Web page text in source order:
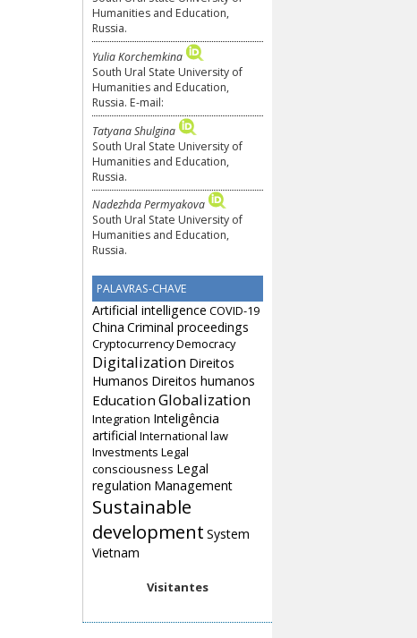
Natalya Mamylina
South Ural State University of
Humanities and Education,
Russia.
Yulia Korchemkina
South Ural State University of
Humanities and Education,
Russia. E-mail:
Tatyana Shulgina
South Ural State University of
Humanities and Education,
Russia.
Nadezhda Permyakova
South Ural State University of
Russia.
PALAVRAS-CHAVE
Artificial intelligenceCOVID-19
China Criminal proceedings
Cryptocurrency Democracy
Digitalization Direitos
Humanos
Direitos humanos
EducationGlobalization
IntegrationInteligência
artificial International law
InvestmentsLegal
consciousness
Legal
regulation Management
Sustainable
development